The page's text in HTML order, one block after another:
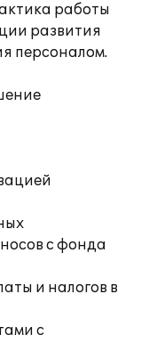
работы
развития
персоналом.
с фонда
и налогов в
с